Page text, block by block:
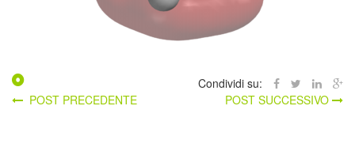
Condividi su:
POST PRECEDENTE
POST SUCCESSIVO